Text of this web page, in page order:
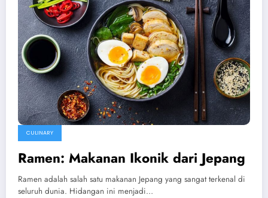
CULINARY
Ramen: Makanan Ikonik dari Jepang
Ramen adalah salah satu makanan Jepang yang sangat terkenal di
seluruh dunia. Hidangan ini menjadi…